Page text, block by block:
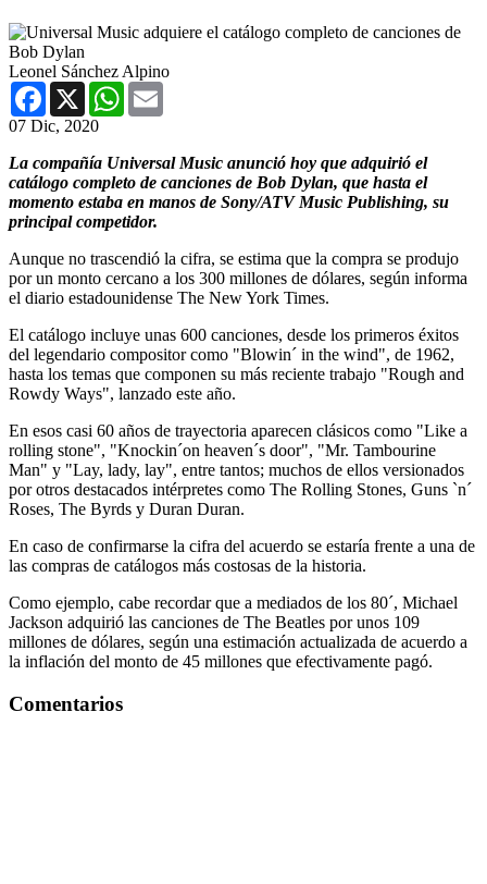
Leonel Sánchez Alpino
Facebook
X WhatsApp
07 Dic, 2020
La compañía Universal Music anunció hoy que adquirió el
catálogo completo de canciones de Bob Dylan, que hasta el
momento estaba en manos de Sony/ATV Music Publishing, su
principal competidor.
Aunque no trascendió la cifra, se estima que la compra se produjo
por un monto cercano a los 300 millones de dólares, según informa
el diario estadounidense The New York Times.
El catálogo incluye unas 600 canciones, desde los primeros éxitos
del legendario compositor como "Blowin´ in the wind", de 1962,
hasta los temas que componen su más reciente trabajo "Rough and
Rowdy Ways", lanzado este año.
En esos casi 60 años de trayectoria aparecen clásicos como "Like a
rolling stone", "Knockin´on heaven´s door", "Mr. Tambourine
Man" y "Lay, lady, lay", entre tantos; muchos de ellos versionados
por otros destacados intérpretes como The Rolling Stones, Guns `n´
Roses, The Byrds y Duran Duran.
En caso de confirmarse la cifra del acuerdo se estaría frente a una de
las compras de catálogos más costosas de la historia.
Como ejemplo, cabe recordar que a mediados de los 80´, Michael
Jackson adquirió las canciones de The Beatles por unos 109
millones de dólares, según una estimación actualizada de acuerdo a
la inflación del monto de 45 millones que efectivamente pagó.
Comentarios